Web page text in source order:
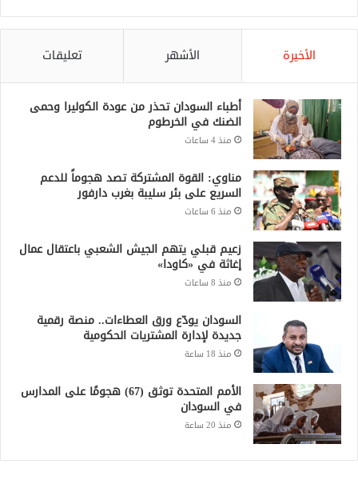
الأخيرة الأشهر تعليقات
أطباء السودان تحذر من عودة الكوليرا وحمى
الضنك في الخرطوم
منذ 4 ساعات
مناوي: القوة المشتركة تصد هجوماً للدعم
السريع على بئر سليبة بغرب دارفور
منذ 6 ساعات
زعيم قبلي يتهم الجيش الشعبي باعتقال عمال
إغاثة في «كاودا»
منذ 8 ساعات
السودان يودّع ورق العطاءات.. منصة رقمية
جديدة لإدارة المشتريات الحكومية
منذ 18 ساعة
الأمم المتحدة توثق (67) هجومًا على المدارس
في السودان
منذ 20 ساعة